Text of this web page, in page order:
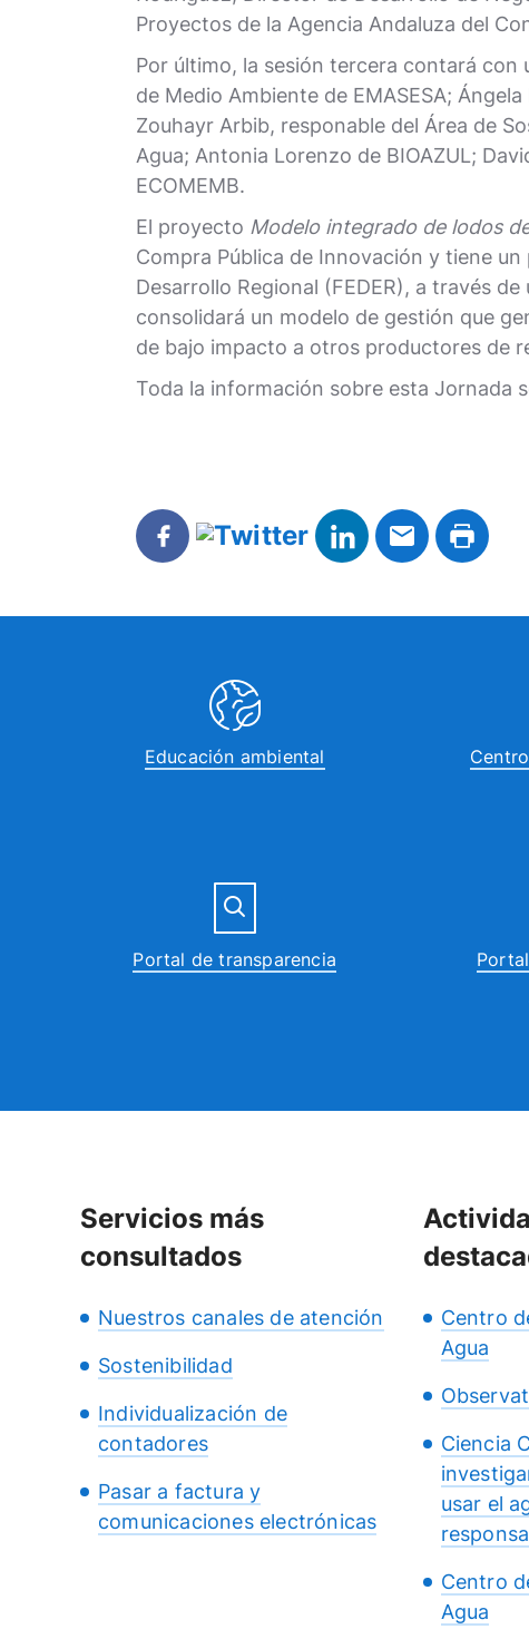
Proyectos de la Agencia Andaluza del
Por último, la sesión tercera contará con
de Medio Ambiente de EMASESA;
Zouhayr Arbib, responable del Área de
Agua; Antonia Lorenzo de BIOAZUL;
ECOMEMB.
El proyecto Modelo integrado de lodos
Compra Pública de Innovación y tiene
Desarrollo Regional (FEDER), a través
consolidará un modelo de gestión que
de bajo impacto a otros productores de
Toda la información sobre esta Jornada
Educación ambiental
Portal de transparencia
Servicios más
consultados
Nuestros canales de atención
Sostenibilidad
Individualización de
contadores
Pasar a factura y
comunicaciones electrónicas
Centro
Agua
Ciencia
usar el
Centro
Agua